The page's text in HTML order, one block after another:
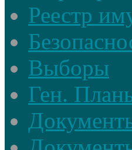
Реестр
Выборы
Ген.